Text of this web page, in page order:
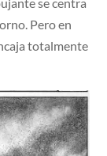
Pero en
totalmente